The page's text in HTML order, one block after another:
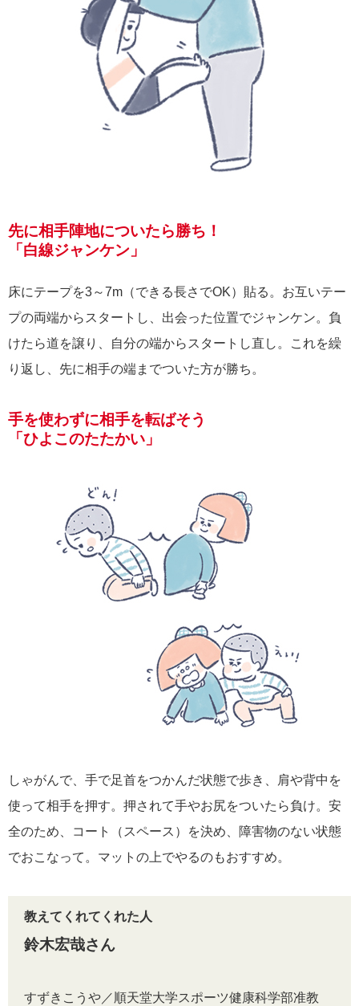
先に相手陣地についたら勝ち！
「白線ジャンケン」
床にテープを3～7m（できる長さでOK）貼る。お互いテー
プの両端からスタートし、出会った位置でジャンケン。負
けたら道を譲り、自分の端からスタートし直し。これを繰
り返し、先に相手の端までついた方が勝ち。
手を使わずに相手を転ばそう
「ひよこのたたかい」
しゃがんで、手で足首をつかんだ状態で歩き、肩や背中を
使って相手を押す。押されて手やお尻をついたら負け。安
全のため、コート（スペース）を決め、障害物のない状態
でおこなって。マットの上でやるのもおすすめ。
教えてくれてくれた人
鈴木宏哉さん
すずきこうや／順天堂大学スポーツ健康科学部准教